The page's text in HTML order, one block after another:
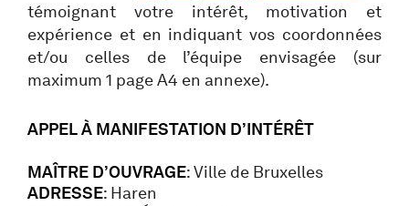
témoignant votre intérêt, motivation et
expérience et en indiquant vos coordonnées
et/ou celles de l’équipe envisagée (sur
maximum 1 page A4 en annexe).
APPEL À MANIFESTATION D’INTÉRÊT
MAÎTRE D’OUVRAGE: Ville de Bruxelles
ADRESSE: Haren